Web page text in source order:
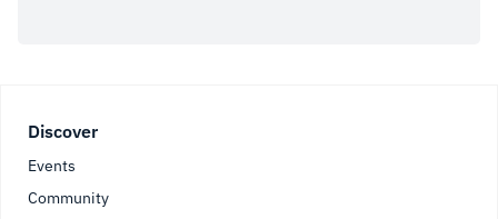
Footer
Discover
Events
Community